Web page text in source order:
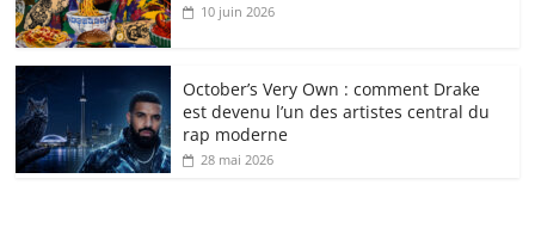
10 juin 2026
October’s Very Own : comment Drake
est devenu l’un des artistes central du
rap moderne
28 mai 2026